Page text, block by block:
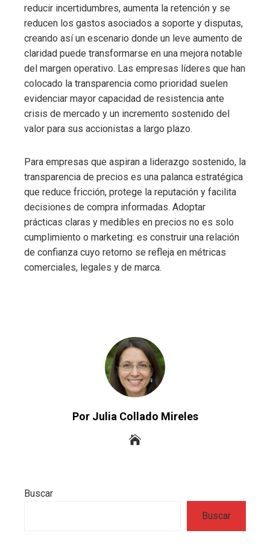
reducir incertidumbres, aumenta la retención y se
reducen los gastos asociados a soporte y disputas,
creando así un escenario donde un leve aumento de
claridad puede transformarse en una mejora notable
del margen operativo. Las empresas líderes que han
colocado la transparencia como prioridad suelen
evidenciar mayor capacidad de resistencia ante
crisis de mercado y un incremento sostenido del
valor para sus accionistas a largo plazo.
Para empresas que aspiran a liderazgo sostenido, la
transparencia de precios es una palanca estratégica
que reduce fricción, protege la reputación y facilita
decisiones de compra informadas. Adoptar
prácticas claras y medibles en precios no es solo
cumplimiento o marketing: es construir una relación
de confianza cuyo retorno se refleja en métricas
comerciales, legales y de marca.
Por Julia Collado Mireles
Buscar
Buscar